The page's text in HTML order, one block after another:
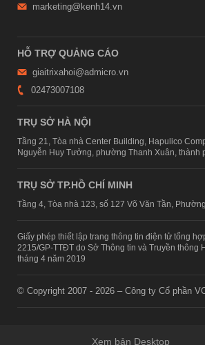
marketing@kenh14.vn
HỖ TRỢ QUẢNG CÁO
giaitrixahoi@admicro.vn
02473007108
TRỤ SỞ HÀ NỘI
Tầng 21, Tòa nhà Center Building, Hapulico
Nguyễn Huy Tưởng, phường Thanh Xuân, thành
TRỤ SỞ TP.HỒ CHÍ MINH
Tầng 4, Tòa nhà 123, số 127 Võ Văn Tần,
Giấy phép thiết lập trang thông tin điện tử tổng
2215/GP-TTĐT do Sở Thông tin và Truyền thông
tháng 4 năm 2019
© Copyright 2007 - 2026 – Công ty Cổ phần
Xem bản Desktop